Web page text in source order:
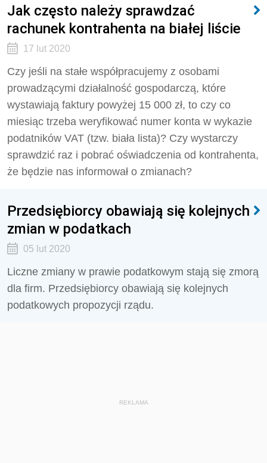
Jak często należy sprawdzać
rachunek kontrahenta na białej liście
17 lut 2020
Czy jeśli na stałe współpracujemy z osobami
prowadzącymi działalność gospodarczą, które
wystawiają faktury powyżej 15 000 zł, to czy co
miesiąc trzeba weryfikować numer konta w wykazie
podatników VAT (tzw. biała lista)? Czy wystarczy
sprawdzić raz i pobrać oświadczenia od kontrahenta,
że będzie nas informował o zmianach?
Przedsiębiorcy obawiają się kolejnych
zmian w podatkach
05 lut 2020
Liczne zmiany w prawie podatkowym stają się zmorą
dla firm. Przedsiębiorcy obawiają się kolejnych
podatkowych propozycji rządu.
REKLAMA